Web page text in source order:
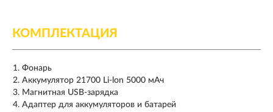
КОМПЛЕКТАЦИЯ
Фонарь
Аккумулятор 21700 Li-lon 5000 мАч
Магнитная USB-зарядка
Адаптер для аккумуляторов и батарей